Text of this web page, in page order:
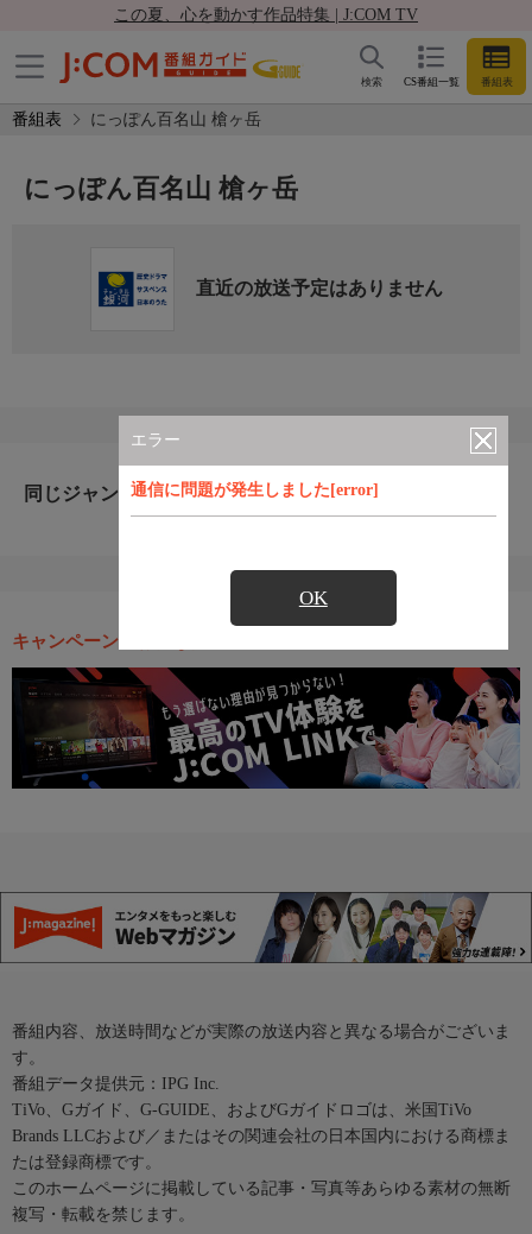
この夏、心を動かす作品特集 | J:COM TV
CS番組一覧 番組表
検索
番組表 にっぽん百名山 槍ヶ岳
エラー
通信に問題が発生しました[error]
OK
にっぽん百名山 槍ヶ岳
直近の放送予定はありません
同じジャンルのおすすめ番組
キャンペーン・お得な情報
番組内容、放送時間などが実際の放送内容と異なる場合がございま
す。
番組データ提供元：IPG Inc.
TiVo、Gガイド、G-GUIDE、およびGガイドロゴは、米国TiVo
Brands LLCおよび／またはその関連会社の日本国内における商標ま
たは登録商標です。
このホームページに掲載している記事・写真等あらゆる素材の無断
複写・転載を禁じます。